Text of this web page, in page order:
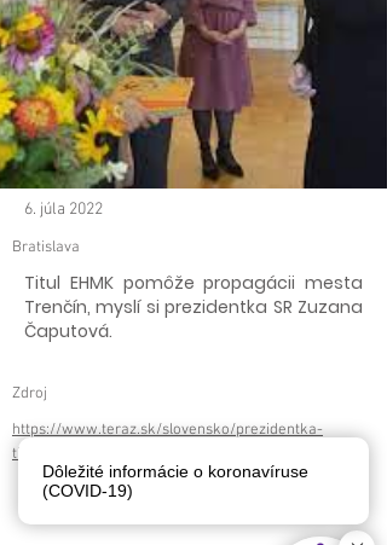
6. júla 2022
Bratislava
Titul EHMK pomôže propagácii mesta
Trenčín, myslí si prezidentka SR Zuzana
Čaputová.
Zdroj
https://www.teraz.sk/slovensko/prezidentka-
titul-ehmk-pomoze-propag/645867-clanok.html
< späť
Dôležité informácie o koronavíruse
(COVID-19)